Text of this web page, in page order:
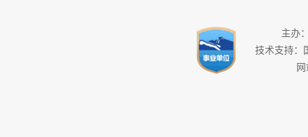
主办
技术支持：